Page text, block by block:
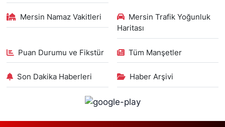
Mersin Namaz Vakitleri
Mersin Trafik Yoğunluk
Haritası
Puan Durumu ve Fikstür Tüm Manşetler
Son Dakika Haberleri Haber Arşivi